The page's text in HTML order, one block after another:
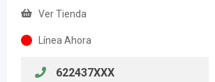
Ver Tienda
Línea Ahora
622437XXX